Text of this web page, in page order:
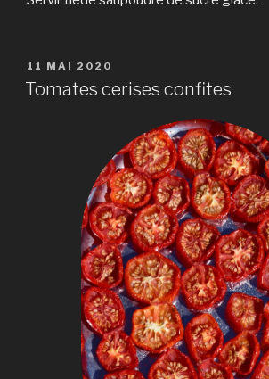
PUBLIÉ
LE
11 MAI 2020
Tomates cerises confites